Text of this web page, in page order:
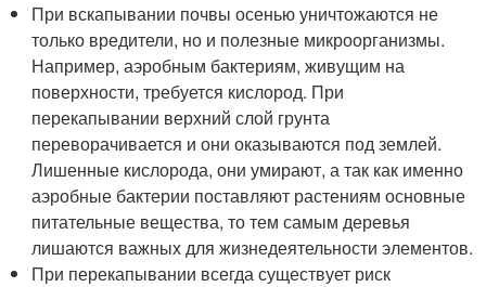
При вскапывании почвы осенью уничтожаются не
только вредители, но и полезные микроорганизмы.
Например, аэробным бактериям, живущим на
поверхности, требуется кислород. При
перекапывании верхний слой грунта
переворачивается и они оказываются под землей.
Лишенные кислорода, они умирают, а так как именно
аэробные бактерии поставляют растениям основные
питательные вещества, то тем самым деревья
лишаются важных для жизнедеятельности элементов.
При перекапывании всегда существует риск